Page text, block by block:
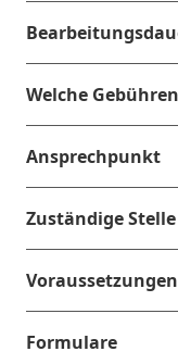
Welche
Ansprechpunkt
Zuständige Stelle
Voraussetzungen
Formulare